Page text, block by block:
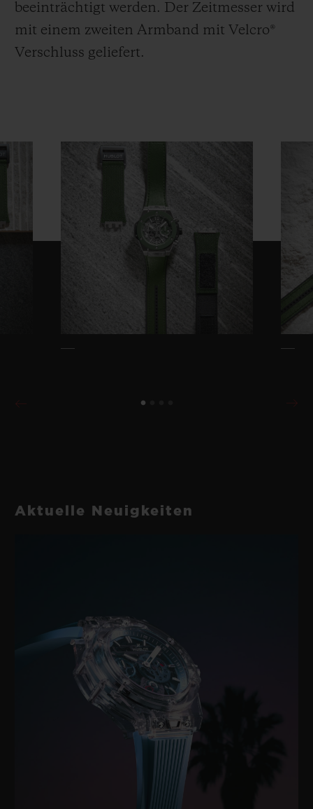
beeinträchtigt werden. Der Zeitmesser wird
mit einem zweiten Armband mit Velcro®
Verschluss geliefert.
Aktuelle Neuigkeiten